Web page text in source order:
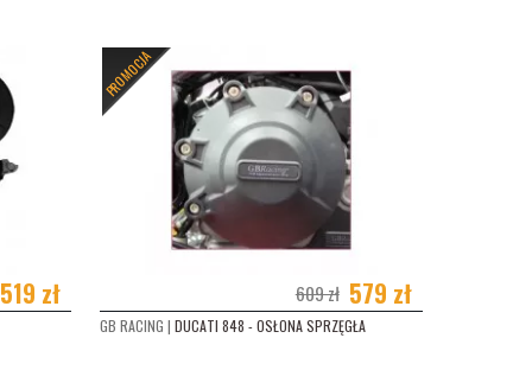
zł
PROMOCJA
609 zł 579 zł
GB RACING | DUCATI 848 - OSŁONA SPRZĘGŁA